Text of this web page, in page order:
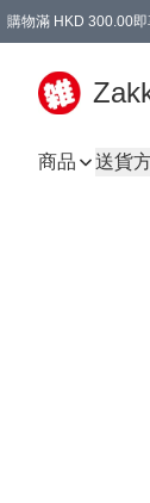
購物滿 HKD 300.00
商品 送貨